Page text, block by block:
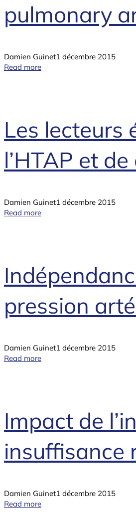
pulmonary
Damien Guinet1 décembre 2015
Read more
Les lecteurs
l’HTAP et
Damien Guinet1 décembre 2015
Read more
pression
Damien Guinet1 décembre 2015
Read more
Impact de
insuffisance
Damien Guinet1 décembre 2015
Read more